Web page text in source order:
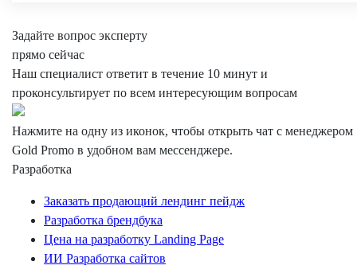
Задайте вопрос эксперту
прямо сейчас
Наш специалист ответит в течение 10 минут и
проконсультирует по всем интересующим вопросам
Нажмите на одну из иконок, чтобы открыть чат с менеджером
Gold Promo в удобном вам мессенджере.
Разработка
Заказать продающий лендинг пейдж
Разработка брендбука
Цена на разработку Landing Page
ИИ Разработка сайтов